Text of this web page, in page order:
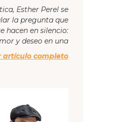
Esther Perel se
la pregunta que
hacen en silencio:
y deseo en una
artículo completo